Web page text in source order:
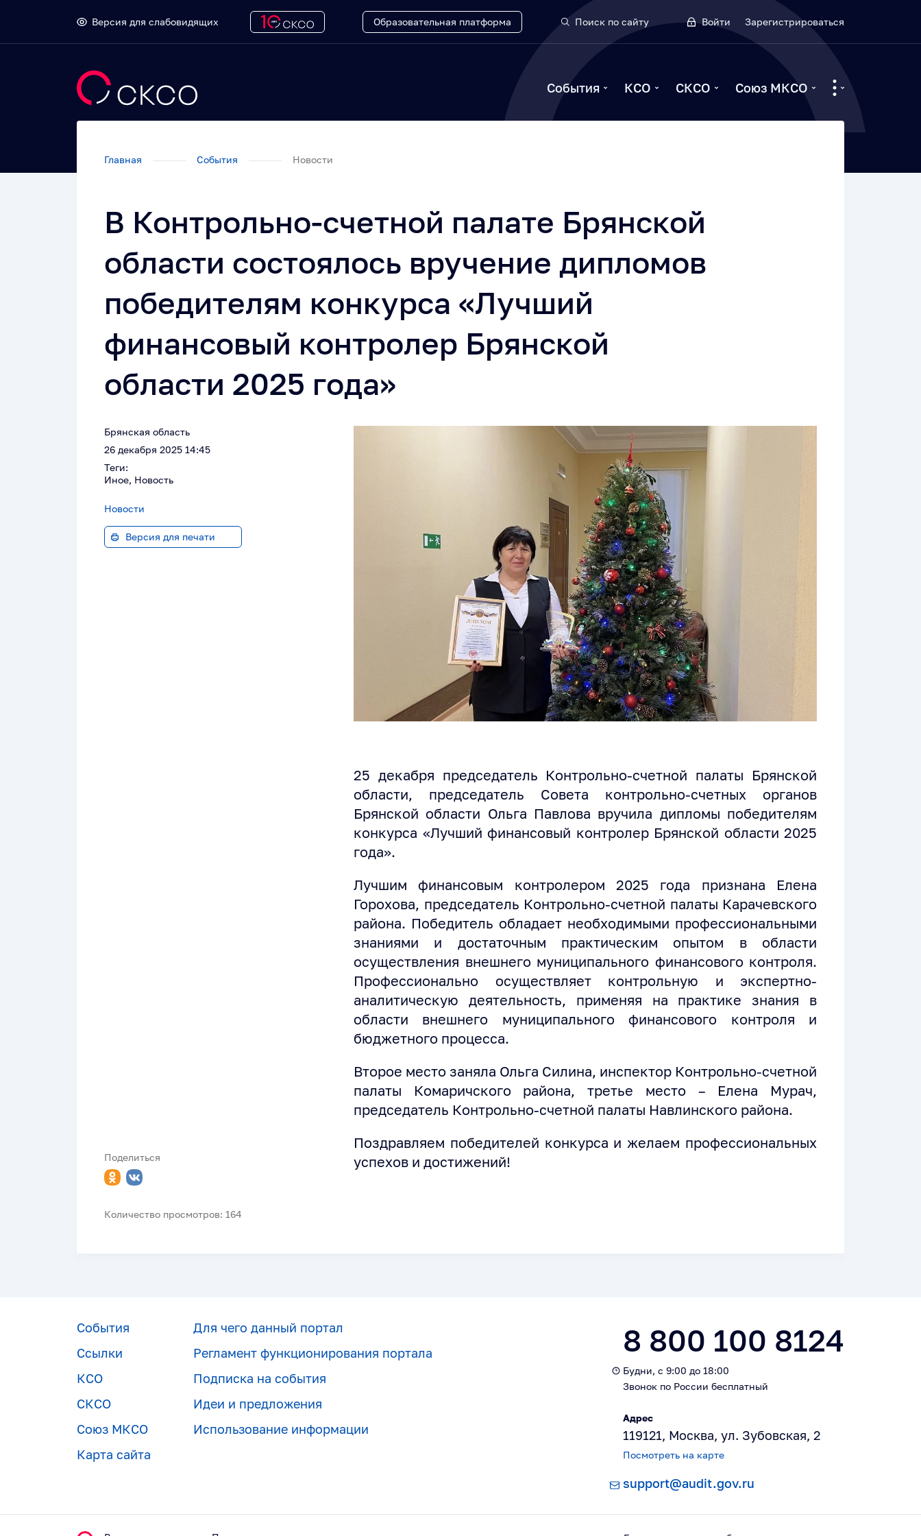
Версия для слабовидящих Образовательная платформа Поиск по сайту Войти Зарегистрироваться
События КСО СКСО Союз МКСО
Главная События Новости
В Контрольно-счетной палате Брянской
области состоялось вручение дипломов
победителям конкурса «Лучший
финансовый контролер Брянской
области 2025 года»
Брянская область
26 декабря 2025 14:45
Теги:
Иное, Новость
Новости
Версия для печати
Поделиться
Количество просмотров: 164
25 декабря председатель Контрольно-счетной палаты Брянской
области, председатель Совета контрольно-счетных органов
Брянской области Ольга Павлова вручила дипломы победителям
конкурса «Лучший финансовый контролер Брянской области 2025
года».
Лучшим финансовым контролером 2025 года признана Елена
Горохова, председатель Контрольно-счетной палаты Карачевского
района. Победитель обладает необходимыми профессиональными
знаниями и достаточным практическим опытом в области
осуществления внешнего муниципального финансового контроля.
Профессионально осуществляет контрольную и экспертно-
аналитическую деятельность, применяя на практике знания в
области внешнего муниципального финансового контроля и
бюджетного процесса.
Второе место заняла Ольга Силина, инспектор Контрольно-счетной
палаты Комаричского района, третье место – Елена Мурач,
председатель Контрольно-счетной палаты Навлинского района.
Поздравляем победителей конкурса и желаем профессиональных
успехов и достижений!
События
Ссылки
КСО
СКСО
Союз МКСО
Карта сайта
Для чего данный портал
Регламент функционирования портала
Подписка на события
Идеи и предложения
Использование информации
8 800 100 8124
Будни, с 9:00 до 18:00
Звонок по России бесплатный
Адрес
119121, Москва, ул. Зубовская, 2
Посмотреть на карте
support@audit.gov.ru